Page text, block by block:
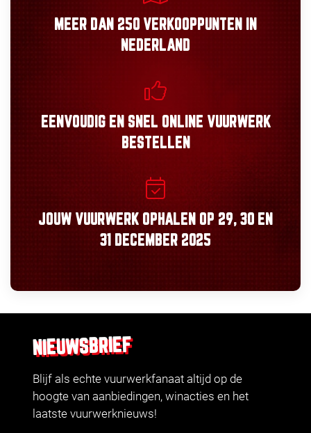
MEER DAN 250 VERKOOPPUNTEN IN
NEDERLAND
EENVOUDIGEN SNEL ONLINE VUURWERK
BESTELLEN
JOUW VUURWERK OPHALEN OP 29, 30 EN
31 DECEMBER 2025
NIEUWSBRIEF
Blijf als echte vuurwerkfanaat altijd op de
hoogte van aanbiedingen, winacties en het
laatste vuurwerknieuws!